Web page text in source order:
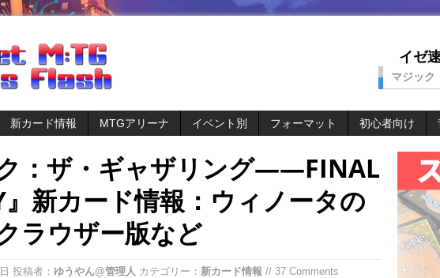
イゼ
マジック
新カード情報 MTGアリーナ イベント別 フォーマット 初心者向け
ク：ザ・ギャザリング——FINAL
』新カード情報：ウィノータの
ラウザー版など
投稿者： ゆうやん@管理人 カテゴリー： 新カード情報 // 37 Comments